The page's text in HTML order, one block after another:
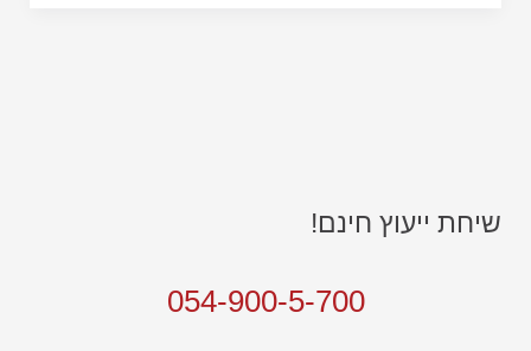
שיחת ייעוץ חינם!
054-900-5-700